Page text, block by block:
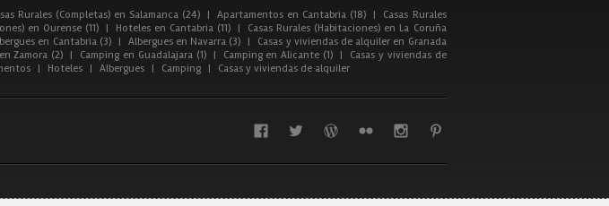
Rurales (Completas) en Salamanca (24) | Apartamentos en Cantabria (18) |
Casas Rurales
en Ourense (11) | Hoteles en Cantabria (11) |
Casas Rurales (Habitaciones) en La Coruña
en Cantabria (3) | Albergues en Navarra (3) |
Casas y viviendas de alquiler en Granada
Zamora (2) | Camping en Guadalajara (1) | Camping en Alicante (1) |
Casas y viviendas de
| Hoteles | Albergues | Camping | Casas y viviendas de alquiler